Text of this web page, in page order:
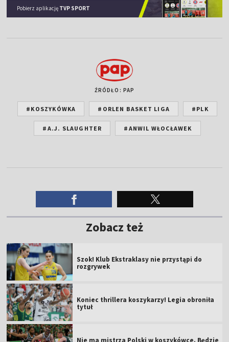
Pobierz aplikację TVP SPORT
ŹRÓDŁO: PAP
#KOSZYKÓWKA #ORLEN BASKET LIGA #PLK
#A.J. SLAUGHTER #ANWIL WŁOCŁAWEK
Zobacz też
Szok! Klub Ekstraklasy nie przystąpi do
rozgrywek
Koniec thrillera koszykarzy! Legia obroniła
tytuł
Nie ma mistrza Polski w koszykówce. Będzie